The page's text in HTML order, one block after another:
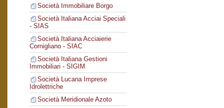
Società Immobiliare Borgo
Società Italiana Acciai Speciali
- SIAS
Società Italiana Acciaierie
Cornigliano - SIAC
Società Italiana Gestioni
Immobiliari - SIGIM
Società Lucana Imprese
Idrolettriche
Società Meridionale Azoto